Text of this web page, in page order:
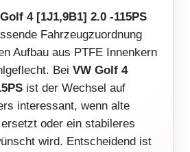
4 [1J1,9B1] 2.0 -115PS
Fahrzeugzuordnung
Aufbau aus PTFE Innenkern
Bei VW Golf 4
ist der Wechsel auf
interessant, wenn alte
oder ein stabileres
wird. Entscheidend ist